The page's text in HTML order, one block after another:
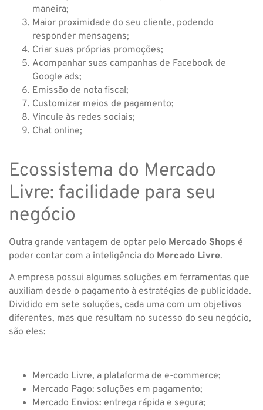
maneira;
Maior proximidade do seu cliente, podendo
responder mensagens;
Criar suas próprias promoções;
Acompanhar suas campanhas de Facebook de
Google ads;
Emissão de nota fiscal;
Customizar meios de pagamento;
Vincule às redes sociais;
Chat online;
Ecossistema do Mercado
Livre: facilidade para seu
negócio
Outra grande vantagem de optar pelo Mercado Shops é
poder contar com a inteligência do Mercado Livre.
A empresa possui algumas soluções em ferramentas que
auxiliam desde o pagamento à estratégias de publicidade.
Dividido em sete soluções, cada uma com um objetivos
diferentes, mas que resultam no sucesso do seu negócio,
são eles:
Mercado Livre, a plataforma de e-commerce;
Mercado Pago: soluções em pagamento;
Mercado Envios: entrega rápida e segura;